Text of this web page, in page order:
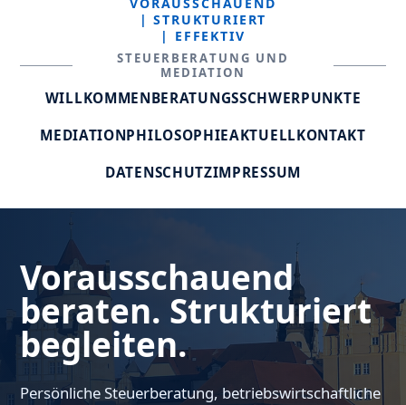
| STRUKTURIERT
| EFFEKTIV
STEUERBERATUNG UND
MEDIATION
WILLKOMMENBERATUNGSSCHWERPUNKTE
MEDIATIONPHILOSOPHIEAKTUELLKONTAKT
DATENSCHUTZIMPRESSUM
Vorausschauend
beraten. Strukturiert
begleiten.
Persönliche Steuerberatung, betriebswirtschaftliche